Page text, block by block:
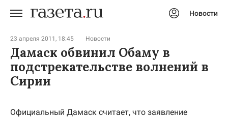
Новости
23 апреля 2011, 18:45 Новости
Дамаск обвинил Обаму в
подстрекательстве волнений в
Сирии
Официальный Дамаск считает, что заявление